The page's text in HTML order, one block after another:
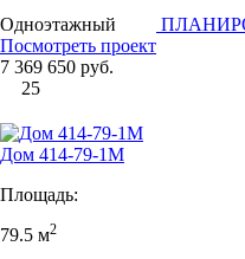
Одноэтажный
Посмотреть проект
7 369 650 руб.
25
Дом 414-79-1М
Площадь:
79.5 м2